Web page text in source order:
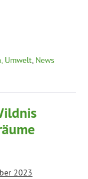
Umwelt, News
2023